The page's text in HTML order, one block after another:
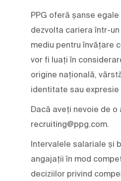
PPG oferă șanse
dezvolta cariera într-
mediu pentru învățare
vor fi luați în
origine națională,
identitate sau expresie
Dacă aveți nevoie de
recruiting@ppg.com.
Intervalele salariale și
angajații în mod
deciziilor privind